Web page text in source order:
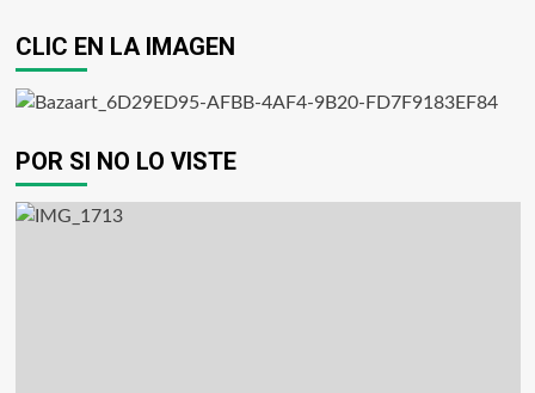
CLIC EN LA IMAGEN
POR SI NO LO VISTE